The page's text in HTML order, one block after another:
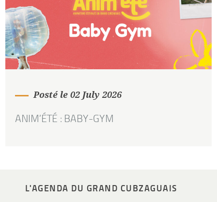
Posté le 02 July 2026
ANIM’ÉTÉ : BABY-GYM
L'AGENDA DU GRAND CUBZAGUAIS